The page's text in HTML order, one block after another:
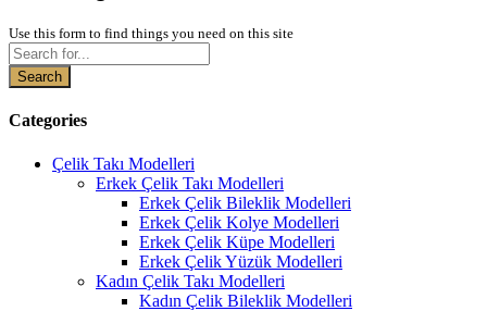
Use this form to find things you need on this site
Search
Categories
Çelik Takı Modelleri
Erkek Çelik Takı Modelleri
Erkek Çelik Bileklik Modelleri
Erkek Çelik Kolye Modelleri
Erkek Çelik Küpe Modelleri
Erkek Çelik Yüzük Modelleri
Kadın Çelik Takı Modelleri
Kadın Çelik Bileklik Modelleri